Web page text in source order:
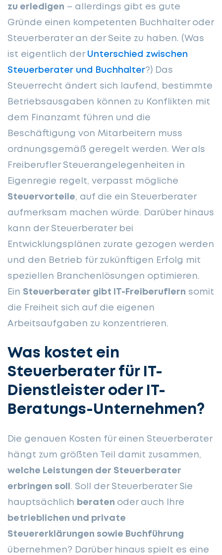
zu erledigen – allerdings gibt es gute
Gründe einen kompetenten Buchhalter oder
Steuerberater an der Seite zu haben. (Was
ist eigentlich der Unterschied zwischen
Steuerberater und Buchhalter?) Das
Steuerrecht ändert sich laufend, bestimmte
Betriebsausgaben können zu Konflikten mit
dem Finanzamt führen und die
Beschäftigung von Mitarbeitern muss
ordnungsgemäß geregelt werden. Wer als
Freiberufler Steuerangelegenheiten in
Eigenregie regelt, verpasst mögliche
Steuervorteile, auf die ein Steuerberater
aufmerksam machen würde. Darüber hinaus
kann der Steuerberater bei
Entwicklungsplänen zurate gezogen werden
und den Betrieb für zukünftigen Erfolg mit
speziellen Branchenlösungen optimieren.
Ein Steuerberater gibt IT-Freiberuflern somit
die Freiheit sich auf die eigenen
Arbeitsaufgaben zu konzentrieren.
Was kostet ein
Steuerberater für IT-
Dienstleister oder IT-
Beratungs-Unternehmen?
Die genauen Kosten für einen Steuerberater
hängt zum größten Teil damit zusammen,
welche Leistungen der Steuerberater
erbringen soll . Soll der Steuerberater Sie
hauptsächlich beraten oder auch Ihre
betrieblichen und private
Steuererklärungen sowie Buchführung
übernehmen? Darüber hinaus spielt es eine